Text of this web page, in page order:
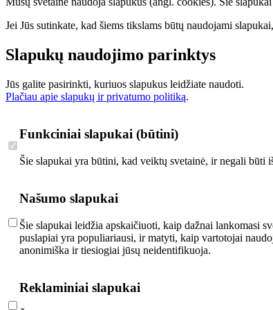
Jei Jūs sutinkate, kad šiems tikslams būtų naudojami
Slapukų naudojimo parinktys
Jūs galite pasirinkti, kuriuos slapukus leidžiate naudoti.
Plačiau apie slapukų ir privatumo politiką.
Funkciniai slapukai (būtini)
Šie slapukai yra būtini, kad veiktų svetainė, ir negali būti
Našumo slapukai
Šie slapukai leidžia apskaičiuoti, kaip dažnai lankomasi
puslapiai yra populiariausi, ir matyti, kaip vartotojai
anonimiška ir tiesiogiai jūsų neidentifikuoja.
Reklaminiai slapukai